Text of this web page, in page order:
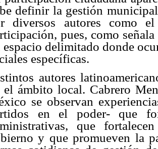
definir la gestión
diversos autores como
pues, como
espacio delimitado donde
específicas.
autores
el ámbito local. Cabrero
se observan
en el poder- que
que
y que promueven la